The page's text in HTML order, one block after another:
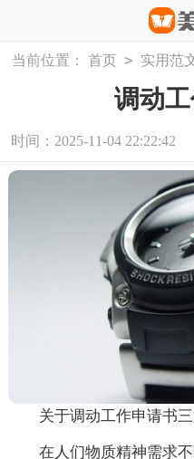
当前位置： 首页 > 实用范
调动
时间：2025-11-04 22:22:42
关于调动工作申请书
在人们物质精神需求